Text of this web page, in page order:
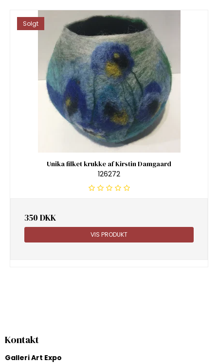
Solgt
Unika filket krukke af Kirstin Damgaard
126272
350 DKK
VIS PRODUKT
Kontakt
Galleri Art Expo